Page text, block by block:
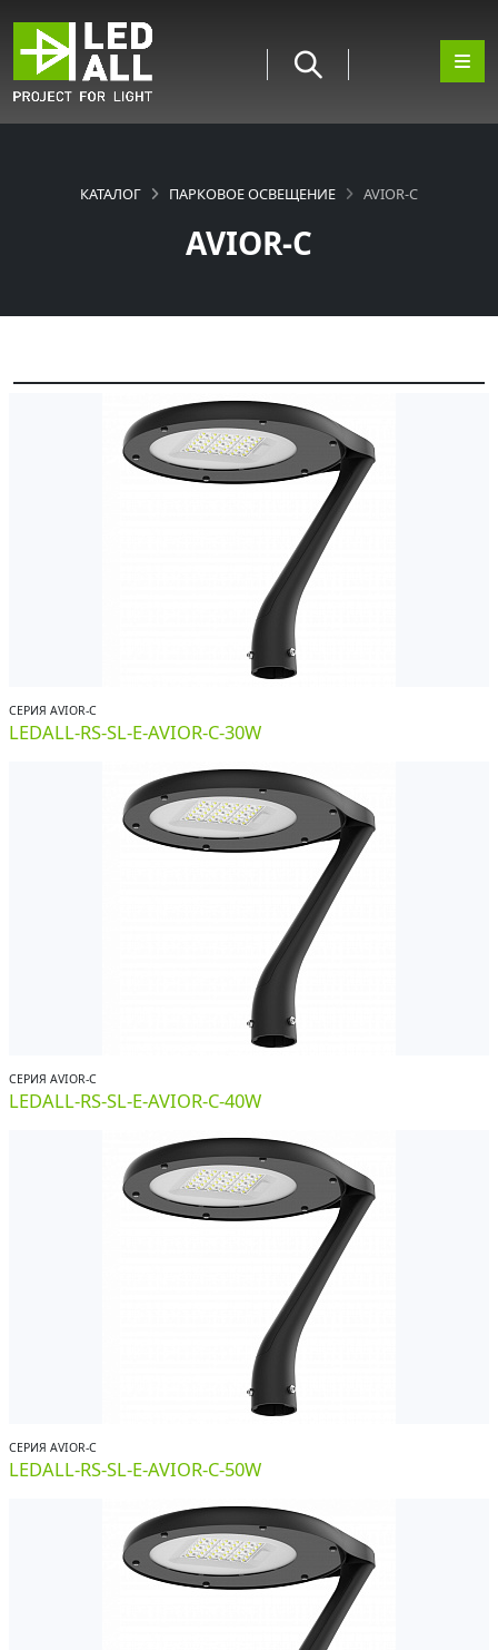
AVIOR-С
КАТАЛОГ ПАРКОВОЕ ОСВЕЩЕНИЕ AVIOR-С
СЕРИЯ AVIOR-С
LEDALL-RS-SL-E-AVIOR-C-30W
СЕРИЯ AVIOR-С
LEDALL-RS-SL-E-AVIOR-C-40W
СЕРИЯ AVIOR-С
LEDALL-RS-SL-E-AVIOR-C-50W